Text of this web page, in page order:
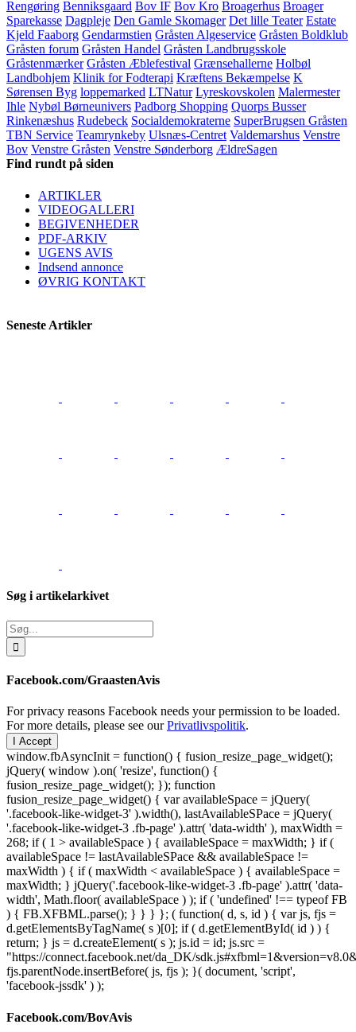
Rengøring Benniksgaard Bov IF Bov Kro Broagerhus Broager
Sparekasse Dagpleje Den Gamle Skomager Det lille Teater Estate
Kjeld Faaborg Gendarmstien Gråsten Algeservice Gråsten Boldklub
Gråsten forum Gråsten Handel Gråsten Landbrugsskole
Gråstenmærker Gråsten Æblefestival Grænsehallerne Holbøl
Landbohjem Klinik for Fodterapi Kræftens Bekæmpelse K
Sørensen Byg loppemarked LTNatur Lyreskovskolen Malermester
Ihle Nybøl Børneunivers Padborg Shopping Quorps Busser
Rinkenæshus Rudebeck Socialdemokraterne SuperBrugsen Gråsten
TBN Service Teamrynkeby Ulsnæs-Centret Valdemarshus Venstre
Bov Venstre Gråsten Venstre Sønderborg ÆldreSagen
Find rundt på siden
ARTIKLER
VIDEOGALLERI
BEGIVENHEDER
PDF-ARKIV
UGENS AVIS
Indsend annonce
ØVRIG KONTAKT
Seneste Artikler
Søg i artikelarkivet
Søg
efter:
Facebook.com/GraastenAvis
For privacy reasons Facebook needs your permission to be loaded.
For more details, please see ourPrivatlivspolitik.
I Accept
window.fbAsyncInit = function() { fusion_resize_page_widget();
jQuery( window ).on( 'resize', function() {
fusion_resize_page_widget(); }); function
fusion_resize_page_widget() { var availableSpace = jQuery(
'.facebook-like-widget-3' ).width(), lastAvailableSPace = jQuery(
'.facebook-like-widget-3 .fb-page' ).attr( 'data-width' ), maxWidth =
268; if ( 1 > availableSpace ) { availableSpace = maxWidth; } if (
availableSpace != lastAvailableSPace && availableSpace !=
maxWidth ) { if ( maxWidth < availableSpace ) { availableSpace =
maxWidth; } jQuery('.facebook-like-widget-3 .fb-page' ).attr( 'data-
width', Math.floor( availableSpace ) ); if ( 'undefined' !== typeof FB
) { FB.XFBML.parse(); } } } }; ( function( d, s, id ) { var js, fjs =
d.getElementsByTagName( s )[0]; if ( d.getElementById( id ) ) {
return; } js = d.createElement( s ); js.id = id; js.src =
"https://connect.facebook.net/da_DK/
fjs.parentNode.insertBefore( js, fjs ); }( document, 'script',
'facebook-jssdk' ) );
Facebook.com/BovAvis